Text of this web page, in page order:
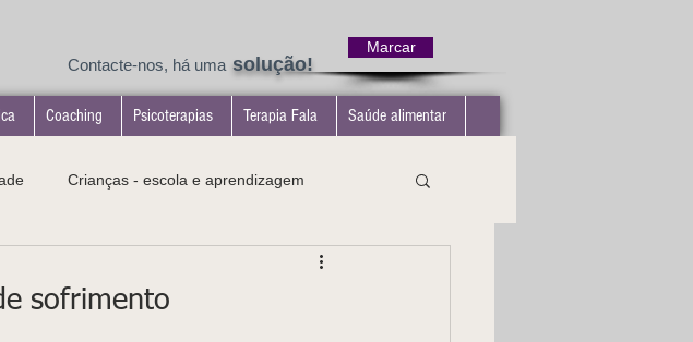
Contacte-nos, há uma solução!
Marcar
Coaching Psicoterapias Terapia Fala Saúde alimentar
Crianças - escola e aprendizagem
sofrimento